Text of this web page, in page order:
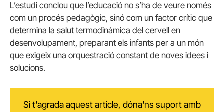
L’estudi conclou que l’educació no s’ha de veure només
com un procés pedagògic, sinó com un factor crític que
determina la salut termodinàmica del cervell en
desenvolupament, preparant els infants per a un món
que exigeix ​​una orquestració constant de noves idees i
solucions.
Si t'agrada aquest article, dóna'ns suport amb